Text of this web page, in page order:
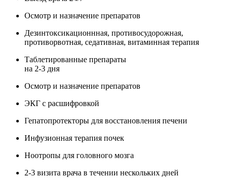
Осмотр и назначение препаратов
Дезинтоксикационнная, противосудорожная,
противорвотная, седативная, витаминная терапия
Таблетированные препараты
на 2-3 дня
Осмотр и назначение препаратов
ЭКГ с расшифровкой
Гепатопротекторы для восстановления печени
Инфузионная терапия почек
Ноотропы для головного мозга
2-3 визита врача в течении нескольких дней